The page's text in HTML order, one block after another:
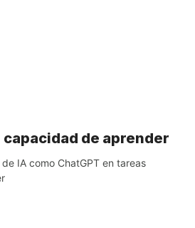
capacidad de aprender
IA como ChatGPT en tareas